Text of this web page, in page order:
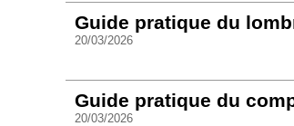
Guide pratique du
20/03/2026
Guide pratique du
20/03/2026